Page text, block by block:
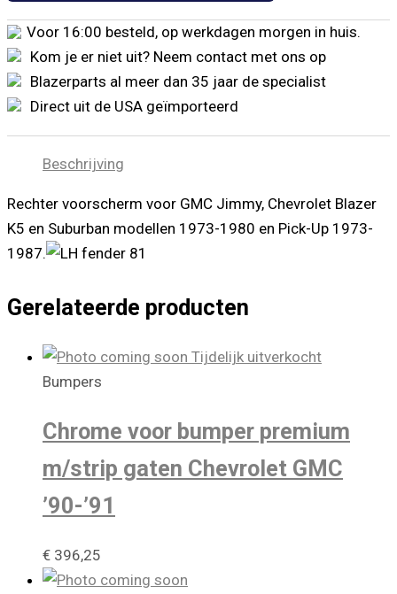
1981-
1991
en
Pick-
Up
1981-
1987
Voor 16:00 besteld, op werkdagen morgen in huis.
Kom je er niet uit? Neem contact met ons op
Blazerparts al meer dan 35 jaar de specialist
Direct uit de USA geïmporteerd
Beschrijving
Rechter voorscherm voor GMC Jimmy, Chevrolet Blazer
K5 en Suburban modellen 1973-1980 en Pick-Up 1973-
1987.
Gerelateerde producten
Tijdelijk uitverkocht
Bumpers
Chrome voor bumper premium
m/strip gaten Chevrolet GMC
’90-’91
€ 396,25